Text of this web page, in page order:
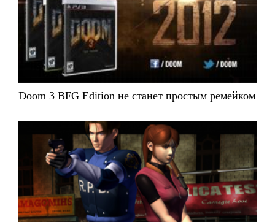
Doom 3 BFG Edition не станет простым ремейком